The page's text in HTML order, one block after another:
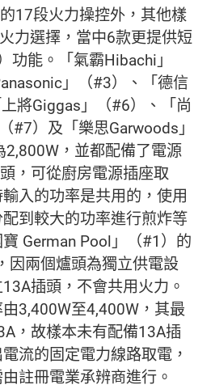
17段火力操控外，其他樣
力選擇，當中6款更提供短
功能。「氣霸Hibachi」
」（#3）、「德信
將Giggas」（#6）、「尚
#7）及「樂思Garwoods」
2,800W，並都配備了電源
，可從廚房電源插座取
入的功率是共用的，使用
到較大的功率進行煎炸等
German Pool」（#1）的
因兩個爐頭為獨立供電設
插頭，不會共用火力。
3,400W至4,400W，其最
，故樣本未有配備13A插
流的固定電力線路取電，
註冊電業承辨商進行。